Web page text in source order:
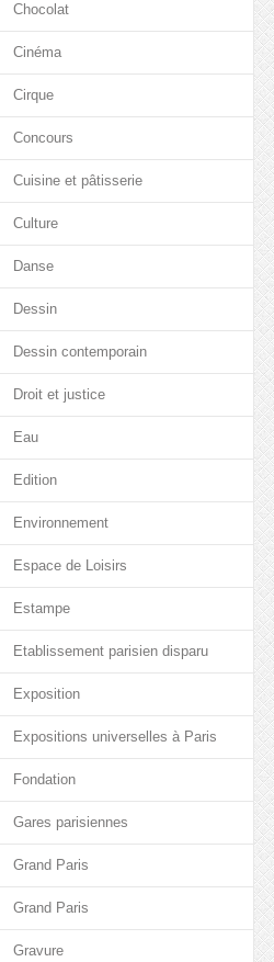
Chocolat
Cinéma
Cirque
Concours
Cuisine et pâtisserie
Culture
Danse
Dessin
Dessin contemporain
Droit et justice
Eau
Edition
Environnement
Espace de Loisirs
Estampe
Etablissement parisien disparu
Exposition
Expositions universelles à Paris
Fondation
Gares parisiennes
Grand Paris
Grand Paris
Gravure